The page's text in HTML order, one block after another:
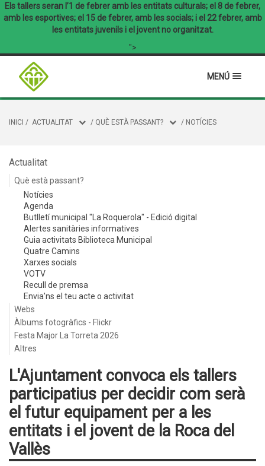
Els tallers seran l’1 de febrer amb les entitats culturals; el 8 de febrer,
amb les esportives; el 15 de febrer, amb les socials; i el 22 febrer, amb
les entitats juvenils i el jovent no organitzat.
">
MENÚ
INICI / ACTUALITAT / QUÈ ESTÀ PASSANT? / NOTÍCIES
Actualitat
Què està passant?
Notícies
Agenda
Butlletí municipal "La Roquerola" - Edició digital
Alertes sanitàries informatives
Guia activitats Biblioteca Municipal
Quatre Camins
Xarxes socials
VOTV
Recull de premsa
Envia'ns el teu acte o activitat
Webs
Àlbums fotogràfics - Flickr
Festa Major La Torreta 2026
Altres
L'Ajuntament convoca els tallers
participatius per decidir com serà
el futur equipament per a les
entitats i el jovent de la Roca del
Vallès